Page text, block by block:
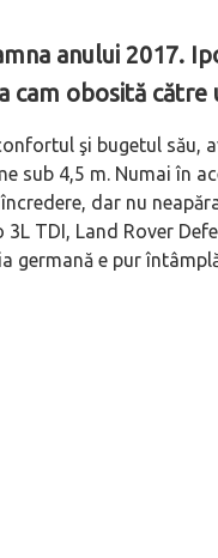
anului 2017.
cam obosită către
şi bugetul
sub 4,5 m. Numai în
dar nu
TDI, Land Rover
germană e pur